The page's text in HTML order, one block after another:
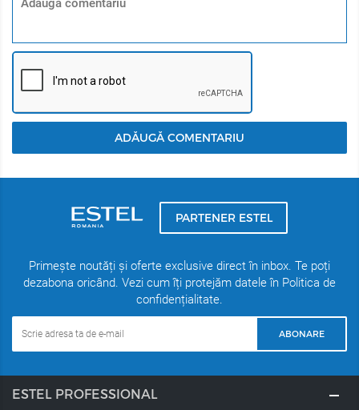
ADĂUGĂ COMENTARIU
PARTENER ESTEL
Primește noutăți și oferte exclusive direct în inbox. Te poți
dezabona oricând. Vezi cum îți protejăm datele în Politica de
confidențialitate.
ABONARE
ESTEL PROFESSIONAL